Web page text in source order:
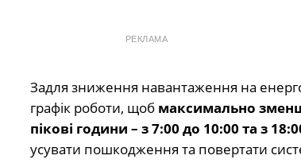
РЕКЛАМА
Задля зниження навантаження на
графік роботи, щоб максимально
пікові години – з 7:00 до 10:00 та з
усувати пошкодження та повертати